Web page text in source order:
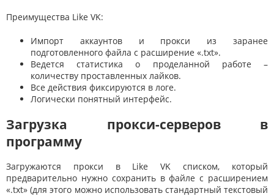
Преимущества Like VK:
Импорт аккаунтов и прокси из заранее
подготовленного файла с расширение «.txt».
Ведется статистика о проделанной работе –
количеству проставленных лайков.
Все действия фиксируются в логе.
Логически понятный интерфейс.
Загрузка прокси-серверов в
программу
Загружаются прокси в Like VK списком, который
предварительно нужно сохранить в файле с расширением
«.txt» (для этого можно использовать стандартный текстовый